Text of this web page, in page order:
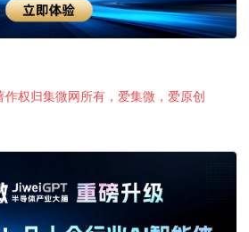
权归集微网所有，爱集微，爱原创